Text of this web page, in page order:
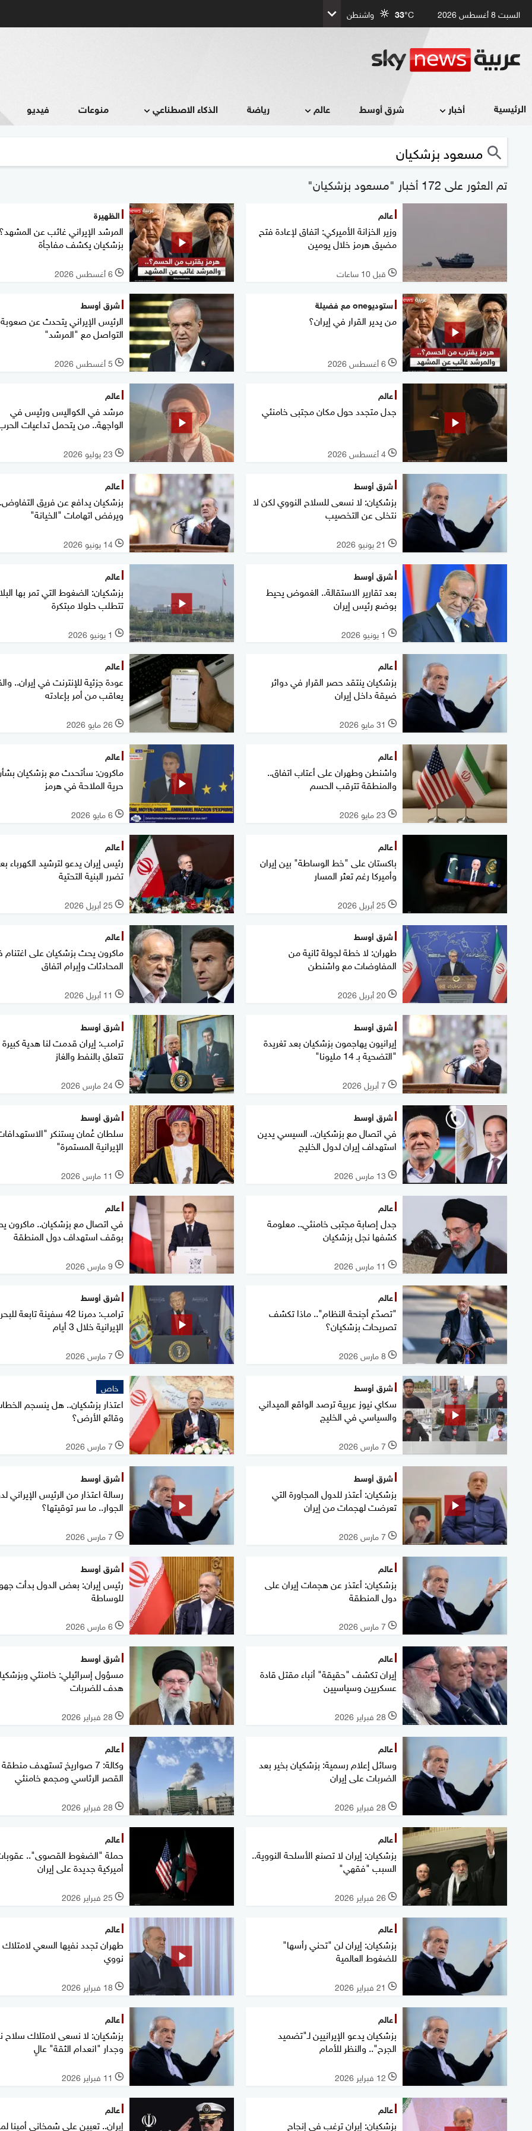
السبت 8 أغسطس 2026 33°C واشنطن
الرئيسية أخبار شرق أوسط عالم رياضة الذكاء الاصطناعي منوعات فيديو
تم العثور على 172 أخبار "مسعود بزشكيان"
عالم
وزير الخزانة الأميركي: اتفاق لإعادة فتح
مضيق هرمز خلال يومين
l قبل 10 ساعات
الظهيرة
المرشد الإيراني غائب عن
بزشكيان يكشف مفاجأة
l 6 أغسطس 2026
ستوديوone مع فضيلة
من يدير القرار في إيران؟
l 6 أغسطس 2026
شرق أوسط
الرئيس الإيراني يتحدث عن صعوبة
التواصل مع "المرشد"
l 5 أغسطس 2026
عالم
جدل متجدد حول مكان مجتبى خامنئي
l 4 أغسطس 2026
عالم
مرشد في الكواليس ورئيس في
الواجهة.. من يتحمل تداعيات
l 23 يوليو 2026
شرق أوسط
بزشكيان: لا نسعى للسلاح النووي لكن لا
نتخلى عن التخصيب
l 21 يونيو 2026
عالم
بزشكيان يدافع عن فريق
ويرفض اتهامات "الخيانة"
l 14 يونيو 2026
شرق أوسط
بعد تقارير الاستقالة.. الغموض يحيط
بوضع رئيس إيران
l 1 يونيو 2026
عالم
بزشكيان: الضغوط التي تمر بها
تتطلب حلولا مبتكرة
l 1 يونيو 2026
عالم
بزشكيان ينتقد حصر القرار في دوائر
ضيقة داخل إيران
l 31 مايو 2026
عالم
عودة جزئية للإنترنت في إيران..
يعاقب من أمر بإعادته
l 26 مايو 2026
عالم
واشنطن وطهران على أعتاب اتفاق..
والمنطقة تترقب الحسم
l 23 مايو 2026
عالم
ماكرون: سأتحدث مع بزشكيان
حرية الملاحة في هرمز
l 6 مايو 2026
عالم
باكستان على "خط الوساطة" بين إيران
وأميركا رغم تعثر المسار
l 25 أبريل 2026
عالم
رئيس إيران يدعو لترشيد الكهرباء
تضرر البنية التحتية
l 25 أبريل 2026
شرق أوسط
طهران: لا خطة لجولة ثانية من
المفاوضات مع واشنطن
l 20 أبريل 2026
عالم
ماكرون يحث بزشكيان على
المحادثات وإبرام اتفاق
l 11 أبريل 2026
شرق أوسط
إيرانيون يهاجمون بزشكيان بعد تغريدة
"التضحية بـ 14 مليونا"
l 7 أبريل 2026
شرق أوسط
ترامب: إيران قدمت لنا هدية
تتعلق بالنفط والغاز
l 24 مارس 2026
شرق أوسط
في اتصال مع بزشكيان.. السيسي يدين
استهداف إيران لدول الخليج
l 13 مارس 2026
شرق أوسط
سلطان عُمان يستنكر
الإيرانية المستمرة"
l 11 مارس 2026
عالم
جدل إصابة مجتبى خامنئي.. معلومة
كشفها نجل بزشكيان
l 11 مارس 2026
عالم
في اتصال مع بزشكيان.. ماكرون
بوقف استهداف دول المنطقة
l 9 مارس 2026
عالم
"تصدّع أجنحة النظام".. ماذا تكشف
تصريحات بزشكيان؟
l 8 مارس 2026
شرق أوسط
ترامب: دمرنا 42 سفينة تابعة
الإيرانية خلال 3 أيام
l 7 مارس 2026
شرق أوسط
سكاي نيوز عربية ترصد الواقع الميداني
والسياسي في الخليج
l 7 مارس 2026
خاص
اعتذار بزشكيان.. هل ينسجم
وقائع الأرض؟
l 7 مارس 2026
شرق أوسط
بزشكيان: أعتذر للدول المجاورة التي
تعرضت لهجمات من إيران
l 7 مارس 2026
شرق أوسط
رسالة اعتذار من الرئيس الإيراني
الجوار.. ما سر توقيتها؟
l 7 مارس 2026
عالم
بزشكيان: أعتذر عن هجمات إيران على
دول المنطقة
l 7 مارس 2026
شرق أوسط
رئيس إيران: بعض الدول بدأت
للوساطة
l 6 مارس 2026
عالم
إيران تكشف "حقيقة" أنباء مقتل قادة
عسكريين وسياسيين
l 28 فبراير 2026
شرق أوسط
مسؤول إسرائيلي: خامنئي
هدف للضربات
l 28 فبراير 2026
عالم
وسائل إعلام رسمية: بزشكيان بخير بعد
الضربات على إيران
l 28 فبراير 2026
عالم
وكالة: 7 صواريخ تستهدف
القصر الرئاسي ومجمع خامنئي
l 28 فبراير 2026
عالم
بزشكيان: إيران لا تصنع الأسلحة النووية..
السبب "فقهي"
l 26 فبراير 2026
عالم
حملة "الضغوط القصوى"..
أميركية جديدة على إيران
l 25 فبراير 2026
عالم
بزشكيان: إيران لن "تحني رأسها"
للضغوط العالمية
l 21 فبراير 2026
عالم
طهران تجدد نفيها السعي
نووي
l 18 فبراير 2026
عالم
بزشكيان يدعو الإيرانيين لـ"تضميد
الجرح".. والنظر للأمام
l 12 فبراير 2026
عالم
بزشكيان: لا نسعى لامتلاك سلاح
وجدار "انعدام الثقة" عالٍ
l 11 فبراير 2026
عالم
بزشكيان: إيران ترغب في إنجاح
عالم
إيران.. تعيين علي شمخاني أمينا